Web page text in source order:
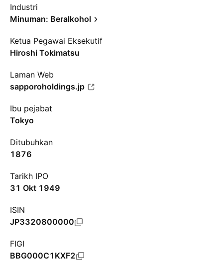
Industri
Minuman: Beralkohol
Ketua Pegawai Eksekutif
Hiroshi Tokimatsu
Laman Web
sapporoholdings.jp
Ibu pejabat
Tokyo
Ditubuhkan
1876
Tarikh IPO
31 Okt 1949
ISIN
JP3320800000
FIGI
BBG000C1KXF2